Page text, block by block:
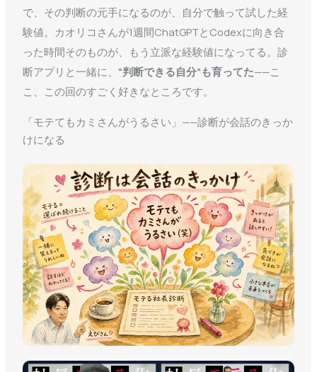
で、その判断の元手になるのが、自分で触って試した経
験値。カオリコさんが1週間ChatGPTとCodexに向き合
った時間そのものが、もう立派な経験値になってる。診
断アプリと一緒に、 “判断できる自分”も育ってた——こ
こ、この回のすごく好きなところです。
「モテてもカミさんがうるさい」——診断が会話のきっか
けになる